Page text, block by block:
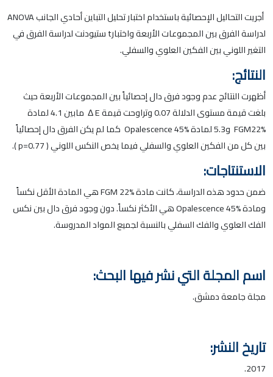
أجريت التحاليل الإحصائية باستخدام اختبار تحليل التباين أحادي الجانب ANOVA
لدراسة الفرق بين المجموعات الأربعة واختبارt ستيودنت لدراسة الفرق في
التغير اللوني بين الفكين العلوي والسفلي.
النتائج:
أظهرت النتائج عدم وجود فرق دال إحصائياً بين المجموعات الأربعة حيث
بلغت قيمة مستوى الدلالة 0.07 وتراوحت قيمة Δ E مابين 4.1 لمادة
FGM22% و5.3 لمادة Opalescence 45% كما لم يكن الفرق دال إحصائياً
بين كل من الفكين العلوي والسفلي فيما يخص النكس اللوني ( p=0.77 ).
الاستنتاجات:
ضمن حدود هذه الدراسة، كانت مادة FGM 22% هي المادة الأقل نكساً
ومادة Opalescence 45% هي الأكثر نكساً. دون وجود فرق دال بين نكس
الفك العلوي والفك السفلي بالنسبة لجميع المواد المدروسة.
اسم المجلة التي نشر فيها البحث:
مجلة جامعة دمشق.
تاريخ النشر:
2017.